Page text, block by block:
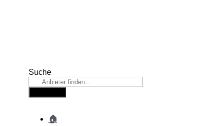
Suche
🏠